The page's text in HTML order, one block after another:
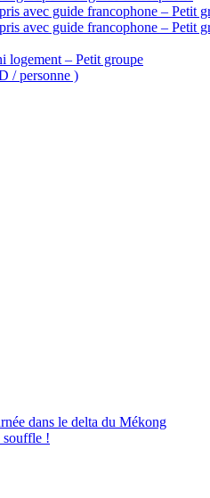
avec guide francophone – Petit
avec guide francophone – Petit
logement – Petit groupe
/ personne )
dans le delta du Mékong
souffle !